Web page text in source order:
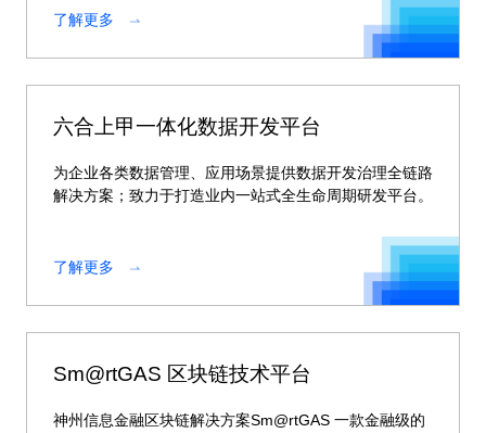
了解更多
六合上甲一体化数据开发平台
为企业各类数据管理、应用场景提供数据开发治理全链路
解决方案；致力于打造业内一站式全生命周期研发平台。
了解更多
Sm@rtGAS 区块链技术平台
神州信息金融区块链解决方案Sm@rtGAS 一款金融级的